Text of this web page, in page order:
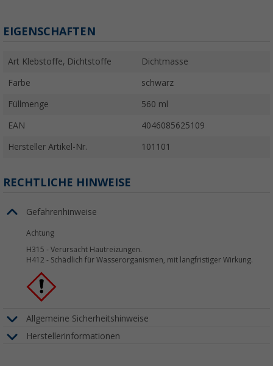
EIGENSCHAFTEN
Art Klebstoffe, Dichtstoffe Dichtmasse
Farbe schwarz
Füllmenge 560 ml
EAN 4046085625109
Hersteller Artikel-Nr. 101101
RECHTLICHE HINWEISE
Gefahrenhinweise
Achtung
H315 - Verursacht Hautreizungen.
H412 - Schädlich für Wasserorganismen, mit langfristiger Wirkung.
Allgemeine Sicherheitshinweise
Herstellerinformationen